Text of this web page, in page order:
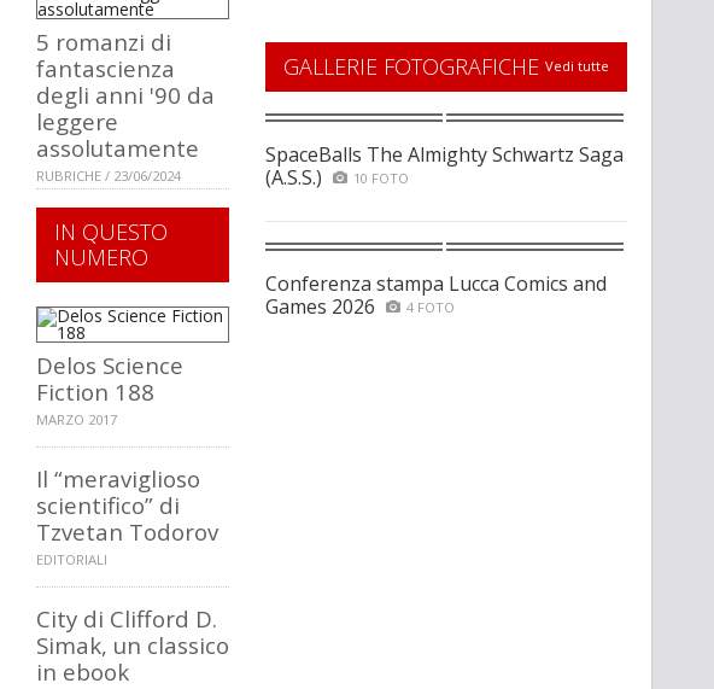
5 romanzi di
fantascienza
degli anni '90 da
leggere
assolutamente
RUBRICHE / 23/06/2024
IN QUESTO
NUMERO
Delos Science
Fiction 188
MARZO 2017
Il “meraviglioso
scientifico” di
Tzvetan Todorov
EDITORIALI
City di Clifford D.
Simak, un classico
in ebook
GALLERIE FOTOGRAFICHE Vedi tutte
SpaceBalls The Almighty Schwartz Saga
(A.S.S.)
10 FOTO
Conferenza stampa Lucca Comics and
Games 2026
4 FOTO